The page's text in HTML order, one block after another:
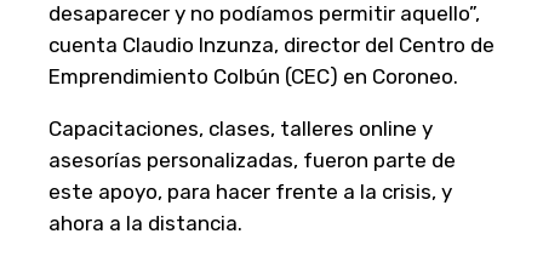
desaparecer y no podíamos permitir aquello”,
cuenta Claudio Inzunza, director del Centro de
Emprendimiento Colbún (CEC) en Coroneo.
Capacitaciones, clases, talleres online y
asesorías personalizadas, fueron parte de
este apoyo, para hacer frente a la crisis, y
ahora a la distancia.